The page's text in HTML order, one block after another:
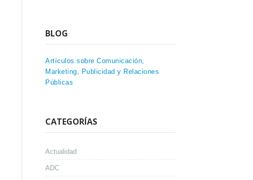
BLOG
Artículos sobre Comunicación,
Marketing, Publicidad y Relaciones
Públicas
CATEGORÍAS
Actualidad
ADC